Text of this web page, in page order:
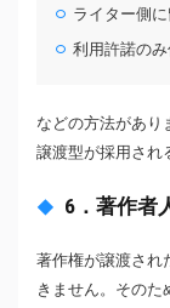
ライター側
利用許諾の
などの方法があり
譲渡型が採用され
6．著作者
著作権が譲渡され
きません。そのた